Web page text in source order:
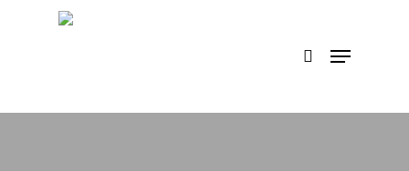
Menu